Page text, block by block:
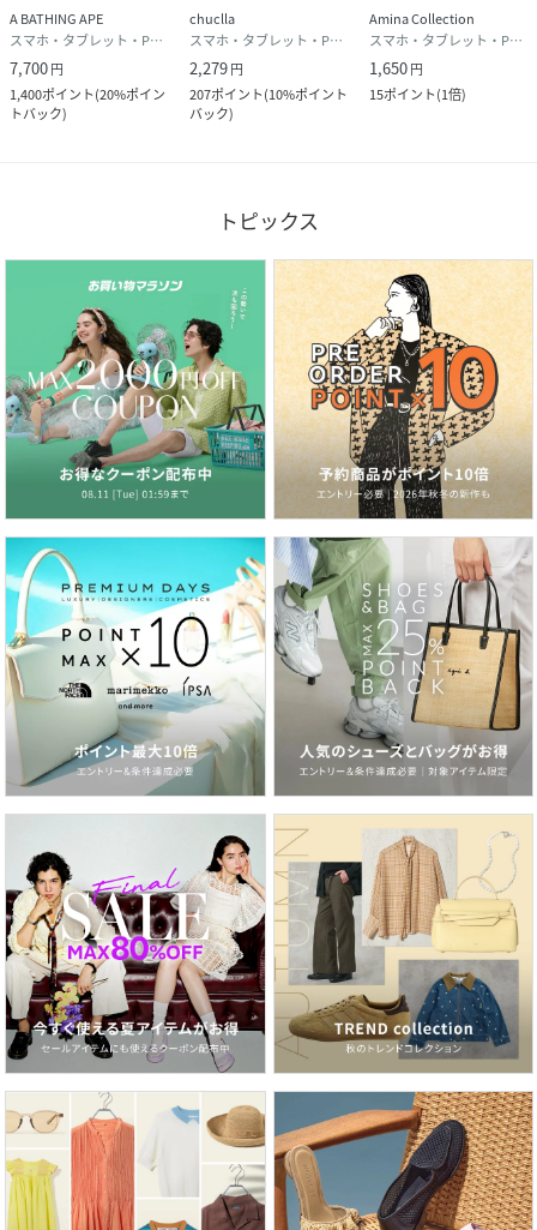
A BATHING APE
スマホ・タブレット・PCケース/カバー
7,700円
1,400ポイント(20%ポイン
トバック)
chuclla
スマホ・タブレット・PCケース/カバー
2,279円
207ポイント(10%ポイント
バック)
Amina Collection
スマホ・タブレット・PCケース/カバー
1,650円
15ポイント(1倍)
トピックス